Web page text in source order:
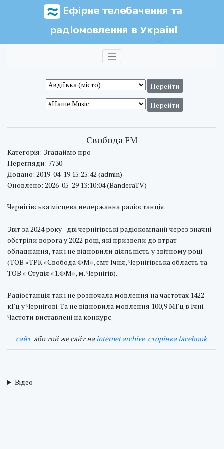
Свобода FM
Категорія: Згадаймо про
Перегляди: 7730
Додано: 2019-04-19 15:25:42 (admin)
Оновлено: 2026-05-29 13:10:04 (BanderaTV)
Чернігівська місцева недержавна радіостанція.
Звіт за 2024 року - дві чернігівські радіокомпанії через значні
обстріли ворога у 2022 році, які призвели до втрат
обладнання, так і не відновили діяльність у звітному році
(ТОВ «ТРК «Свобода ФМ», смт Ічня, Чернігівська область та
ТОВ « Студія «1.ФМ», м. Чернігів).
Радіостанція так і не розпочала мовлення на частотах 1422
кГц у Чернігові. Та не відновила мовлення 100,9 МГц в Ічні.
Частоти виставлені на конкурс
cайтабо той же сайт наinternet archive сторінка facebook
Відео